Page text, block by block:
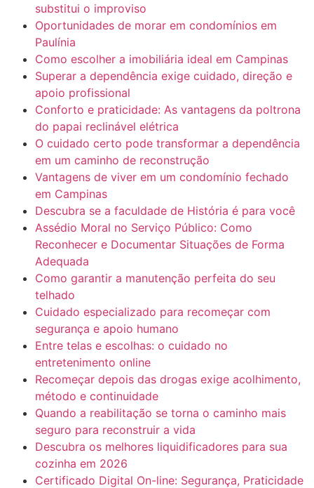
substitui o improviso
Oportunidades de morar em condomínios em
Paulínia
Como escolher a imobiliária ideal em Campinas
Superar a dependência exige cuidado, direção e
apoio profissional
Conforto e praticidade: As vantagens da poltrona
do papai reclinável elétrica
O cuidado certo pode transformar a dependência
em um caminho de reconstrução
Vantagens de viver em um condomínio fechado
em Campinas
Descubra se a faculdade de História é para você
Assédio Moral no Serviço Público: Como
Reconhecer e Documentar Situações de Forma
Adequada
Como garantir a manutenção perfeita do seu
telhado
Cuidado especializado para recomeçar com
segurança e apoio humano
Entre telas e escolhas: o cuidado no
entretenimento online
Recomeçar depois das drogas exige acolhimento,
método e continuidade
Quando a reabilitação se torna o caminho mais
seguro para reconstruir a vida
Descubra os melhores liquidificadores para sua
cozinha em 2026
Certificado Digital On-line: Segurança, Praticidade